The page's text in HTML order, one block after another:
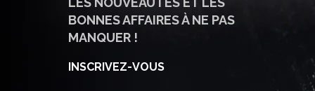
BONNES AFFAIRES À NE PAS
MANQUER !
INSCRIVEZ-VOUS